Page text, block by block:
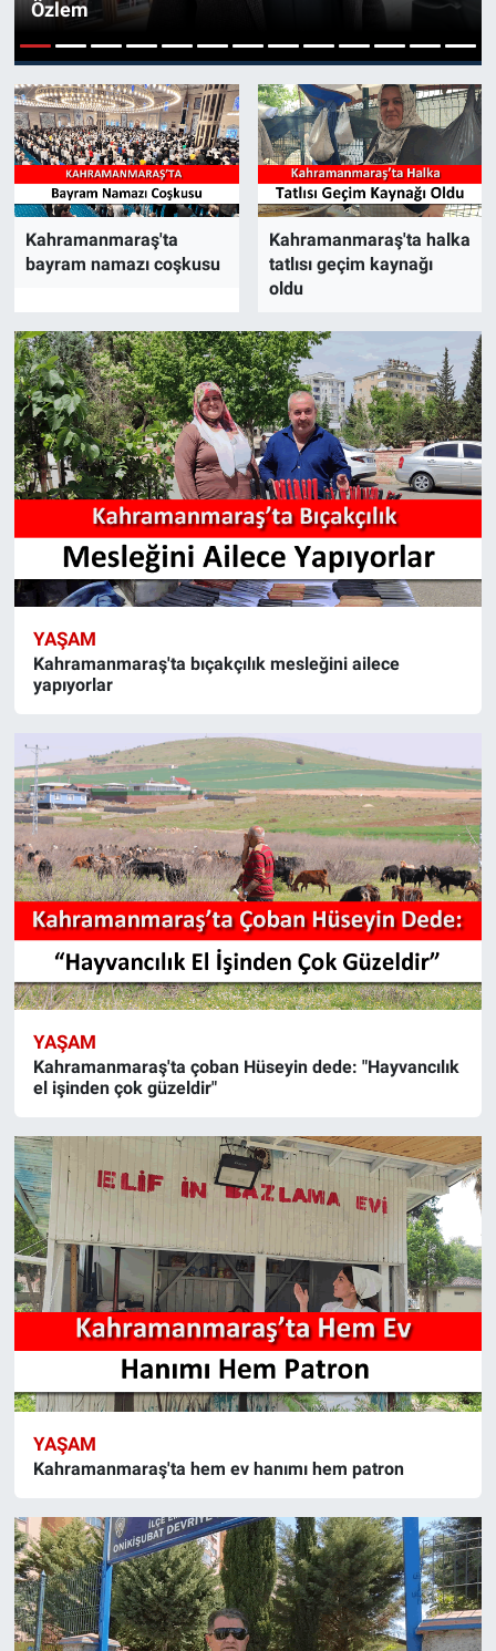
Özlem
1 2 3 4 5 6 7 8 9 10 11 12 13
Kahramanmaraş'ta
bayram namazı coşkusu
Kahramanmaraş'ta halka
tatlısı geçim kaynağı
oldu
YAŞAM
Kahramanmaraş'ta bıçakçılık mesleğini ailece
yapıyorlar
YAŞAM
Kahramanmaraş'ta çoban Hüseyin dede: "Hayvancılık
el işinden çok güzeldir"
YAŞAM
Kahramanmaraş'ta hem ev hanımı hem patron
SAĞLIK
YAŞAM
EĞİTİM
ASAYİŞ
MAGAZİN
ÇEVRE